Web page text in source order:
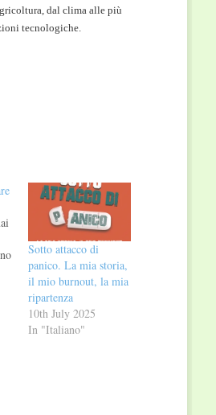
dal clima alle più
tecnologiche.
Sotto attacco di
panico. La mia storia,
il mio burnout, la mia
ripartenza
10th July 2025
In "Italiano"